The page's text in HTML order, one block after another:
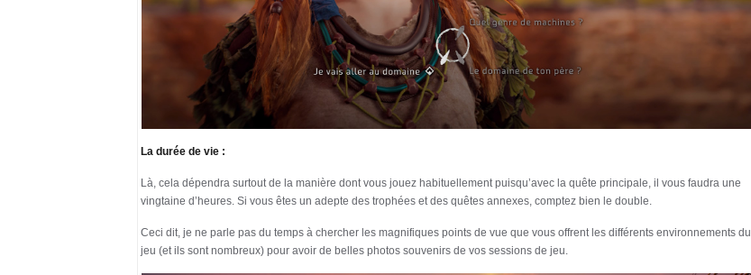
La durée de vie :
Là, cela dépendra surtout de la manière dont vous jouez habituellement puisqu’avec la quête principale, il vous faudra une
vingtaine d’heures. Si vous êtes un adepte des trophées et des quêtes annexes, comptez bien le double.
Ceci dit, je ne parle pas du temps à chercher les magnifiques points de vue que vous offrent les différents environnements du
jeu (et ils sont nombreux) pour avoir de belles photos souvenirs de vos sessions de jeu.